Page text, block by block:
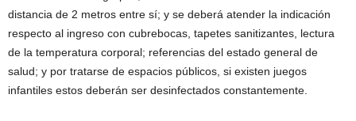
distancia de 2 metros entre sí; y se deberá atender la indicación
respecto al ingreso con cubrebocas, tapetes sanitizantes, lectura
de la temperatura corporal; referencias del estado general de
salud; y por tratarse de espacios públicos, si existen juegos
infantiles estos deberán ser desinfectados constantemente.